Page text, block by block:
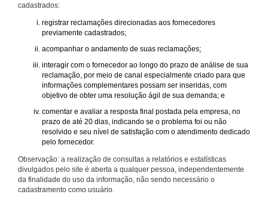
cadastrados:
registrar reclamações direcionadas aos fornecedores
previamente cadastrados;
acompanhar o andamento de suas reclamações;
interagir com o fornecedor ao longo do prazo de análise de sua
reclamação, por meio de canal especialmente criado para que
informações complementares possam ser inseridas, com
objetivo de obter uma resolução ágil de sua demanda; e
comentar e avaliar a resposta final postada pela empresa, no
prazo de até 20 dias, indicando se o problema foi ou não
resolvido e seu nível de satisfação com o atendimento dedicado
pelo fornecedor.
Observação: a realização de consultas a relatórios e estatísticas
divulgados pelo site é aberta a qualquer pessoa, independentemente
da finalidade do uso da informação, não sendo necessário o
cadastramento como usuário.